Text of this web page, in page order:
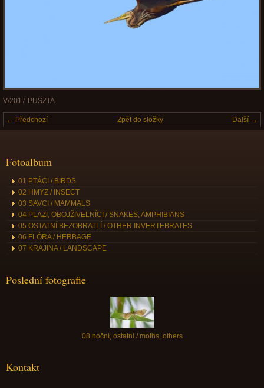
V/2017 PUSZTA
← Předchozí Další →
Zpět do složky
Fotoalbum
01 PTÁCI / BIRDS
02 HMYZ / INSECT
03 SAVCI / MAMMALS
04 PLAZI, OBOJŽIVELNÍCI / SNAKES, AMPHIBIANS
05 OSTATNÍ BEZOBRATLÍ / OTHER INVERTEBRATES
06 FLÓRA / HERBAGE
07 KRAJINA / LANDSCAPE
Poslední fotografie
08 noční, ostatní / moths, others
Kontakt